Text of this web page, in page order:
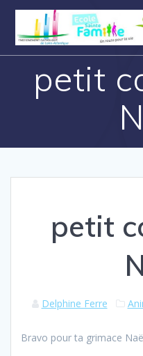
petit
petit
Delphine Ferre
Bravo pour ta grimace